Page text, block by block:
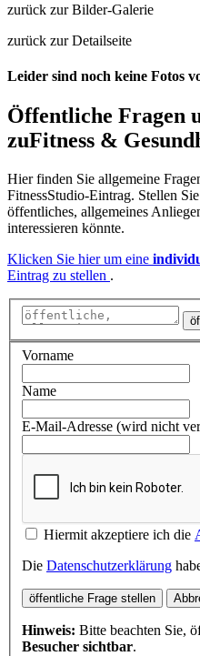
zurück zur Bilder-Galerie
zurück zur Detailseite
Leider sind noch keine Fotos
Öffentliche Fragen
zuFitness &
Hier finden Sie allgemeine
FitnessStudio-Eintrag. Stellen
öffentliches, allgemeines
interessieren könnte.
Klicken Sie hier um eine
Eintrag zu stellen .
Vorname
Name
E-Mail-Adresse (wird nicht
Hiermit akzeptiere ich die
Die Datenschutzerklärung
öffentliche Frage stellen
Hinweis: Bitte beachten Sie,
Besucher sichtbar.